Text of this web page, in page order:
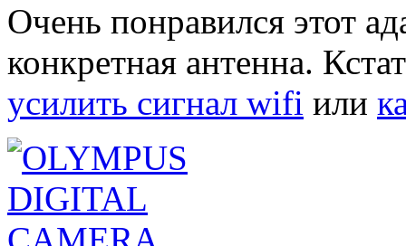
Очень понравился этот
конкретная антенна.
усилить сигнал wifi или